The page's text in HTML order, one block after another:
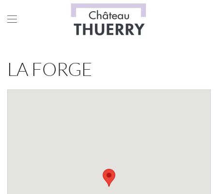
Skip to main content
LA FORGE